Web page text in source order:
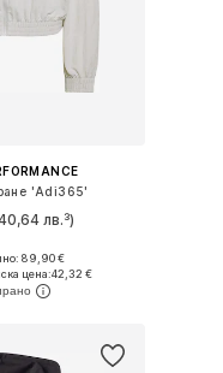
'Adi365'
лв.³)
89,90 €
цена:42,32 €